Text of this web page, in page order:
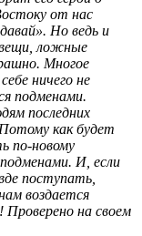
от нас
Но ведь и
ложные
Многое
ничего не
подменами.
последних
как будет
по-новому
И, если
поступать,
воздается
Проверено на своем